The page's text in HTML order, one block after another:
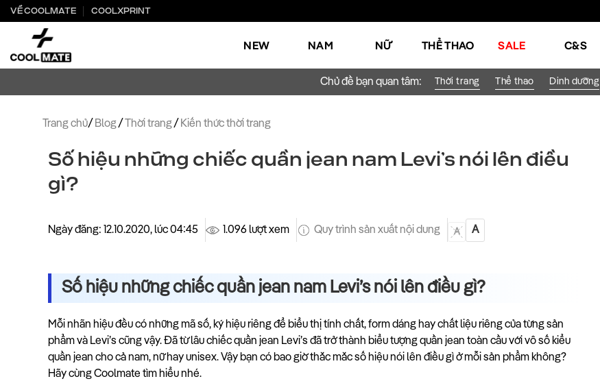
Bỏ
qua
dung
VỀ COOLMATE COOLXPRINT
NEW NAM NỮ THỂ THAO SALE C&S
Chủ đề bạn quan tâm: Thời trang Thể thao Dinh dưỡng
Trang chủ/ Blog/ Thời trang/ Kiến thức thời trang
Số hiệu những chiếc quần jean nam Levi’s nói lên điều
gì?
Ngày đăng: 12.10.2020, lúc 04:45 1.096 lượt xem Quy trình sản xuất nội dung A A
Số hiệu những chiếc quần jean nam Levi’s nói lên điều gì?
Mỗi nhãn hiệu đều có những mã số, ký hiệu riêng để biểu thị tính chất, form dáng hay chất liệu riêng của từng sản
phẩm và Levi’s cũng vậy. Đã từ lâu chiếc quần jean Levi’s đã trở thành biểu tượng quần jean toàn cầu với vô số kiểu
quần jean cho cả nam, nữ hay unisex. Vậy bạn có bao giờ thắc mắc số hiệu nói lên điều gì ở mỗi sản phẩm không?
Hãy cùng Coolmate tìm hiểu nhé.